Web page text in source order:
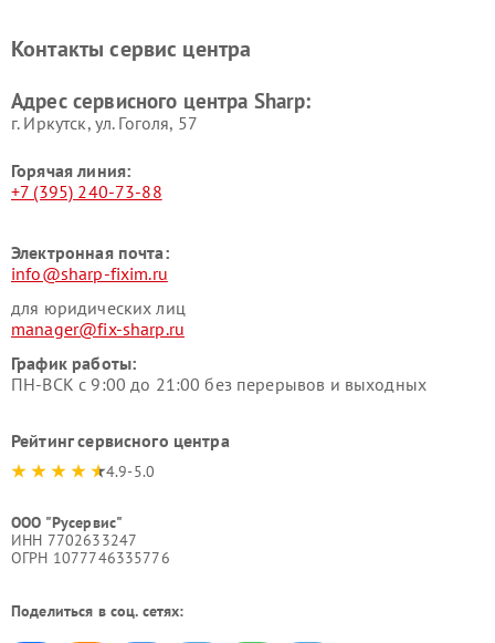
Контакты сервис центра
Адрес сервисного центра Sharp:
г. Иркутск, ул. ​Гоголя, 57
Горячая линия:
+7 (395) 240-73-88
Электронная почта:
info@sharp-fixim.ru
для юридических лиц
manager@fix-sharp.ru
График работы:
ПН-ВСК с 9:00 до 21:00 без перерывов и выходных
Рейтинг сервисного центра
4.9-5.0
ООО "Русервис"
ИНН 7702633247
ОГРН 1077746335776
Поделиться в соц. сетях: